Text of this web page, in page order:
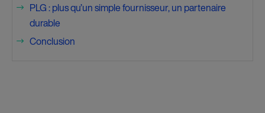
$
PLG : plus qu’un simple fournisseur, un partenaire
durable
$ Conclusion